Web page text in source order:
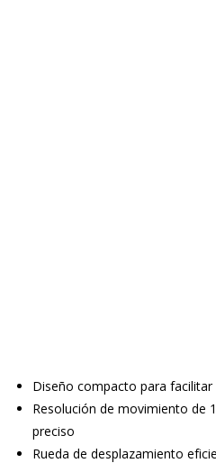
Diseño compacto para
Resolución de movimiento de
preciso
Rueda de desplazamiento